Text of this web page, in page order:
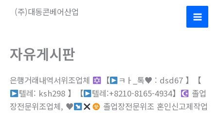
(주)대동콘베어산업
Main
자유게시판
은행거래내역서위조업체 【 ㅋㅏ_톡♥ : dsd67 】【
텔레: ksh298 】【
텔레:+8210-8165-4934】
졸업
장전문위조업체, ♥
졸업장전문위조 혼인신고제작업